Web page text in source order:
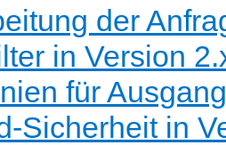
der
in Version
für
Sicherheit in